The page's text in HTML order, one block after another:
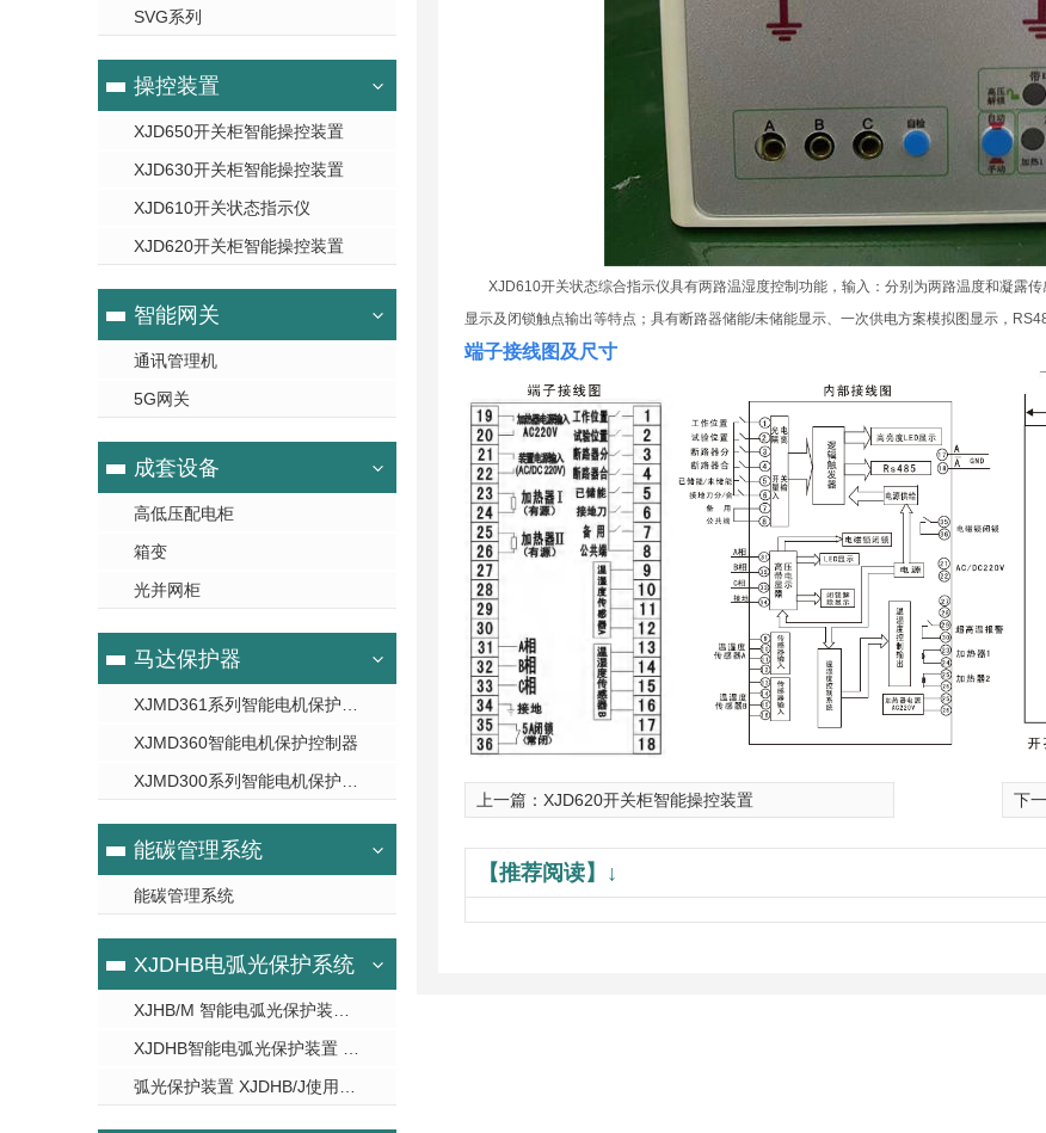
SVG系列
操控装置
XJD650开关柜智能操控装置
XJD630开关柜智能操控装置
XJD610开关状态指示仪
XJD620开关柜智能操控装置
智能网关
通讯管理机
5G网关
成套设备
高低压配电柜
箱变
光并网柜
马达保护器
XJMD360智能电机保护控制器
能碳管理系统
能碳管理系统
XJDHB电弧光保护系统
XJD610开关状态综合指示仪具有两路温湿度控制功能，输入：分别为两路温度和凝露
显示及闭锁触点输出等特点；具有断路器储能/未储能显示、一次供电方案模拟图显示，
端子接线图及尺寸
上一篇： XJD620开关柜智能操控装置 下
【推荐阅读】↓